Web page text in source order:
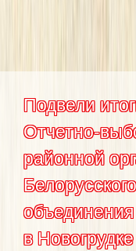
Подвели
Отчетно-
районной
в Новогрудке